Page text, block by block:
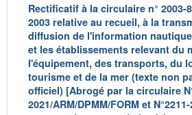
Rectificatif à la circulaire n° 2003-
2003 relative au recueil, à la
diffusion de l'information
et les établissements relevant du
l'équipement, des transports, du
tourisme et de la mer (texte non
officiel) [Abrogé par la circulaire
2021/ARM/DPMM/FORM et